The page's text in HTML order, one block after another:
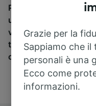
Per trovare i biglietti
una ricerca in alto, e
viaggio in treno e in
trovare i biglietti per
compagnie ferroviarie
Grazie per la
Sappiamo che
personali è una
Ecco come
informazioni.